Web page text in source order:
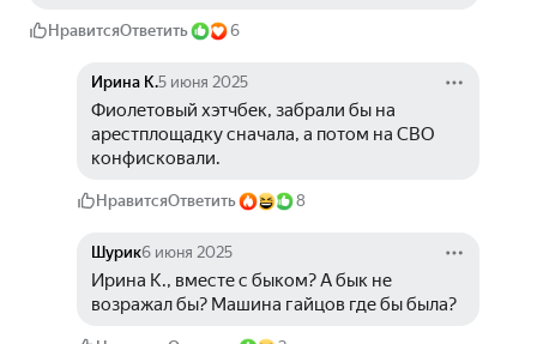
НравитсяОтветить 6
Ирина К.5 июня 2025
Фиолетовый хэтчбек, забрали бы на
арестплощадку сначала, а потом на СВО
конфисковали.
НравитсяОтветить 8
Шурик6 июня 2025
Ирина К., вместе с быком? А бык не
возражал бы? Машина гайцов где бы была?